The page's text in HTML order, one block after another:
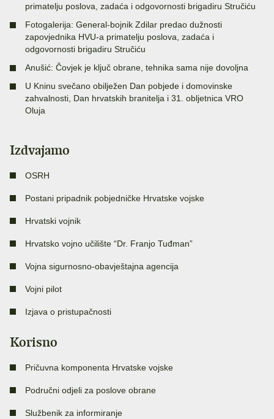
primatelju poslova, zadaća i odgovornosti brigadiru Stručiću
Fotogalerija: General-bojnik Zdilar predao dužnosti
zapovjednika HVU-a primatelju poslova, zadaća i
odgovornosti brigadiru Stručiću
Anušić: Čovjek je ključ obrane, tehnika sama nije dovoljna
U Kninu svečano obilježen Dan pobjede i domovinske
zahvalnosti, Dan hrvatskih branitelja i 31. obljetnica VRO
Oluja
Izdvajamo
OSRH
Postani pripadnik pobjedničke Hrvatske vojske
Hrvatski vojnik
Hrvatsko vojno učilište “Dr. Franjo Tuđman”
Vojna sigurnosno-obavještajna agencija
Vojni pilot
Izjava o pristupačnosti
Korisno
Pričuvna komponenta Hrvatske vojske
Područni odjeli za poslove obrane
Službenik za informiranje